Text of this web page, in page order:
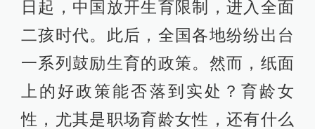
日起，中国放开生育限制，进入全面
二孩时代。此后，全国各地纷纷出台
一系列鼓励生育的政策。然而，纸面
上的好政策能否落到实处？育龄女
性，尤其是职场育龄女性，还有什么